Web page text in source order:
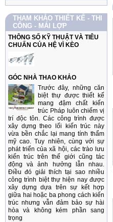
THAM KHẢO THIẾT KẾ - THI
CÔNG - MÁI LỢP
THÔNG SỐ KỸ THUẬT VÀ TIÊU
CHUẨN CỦA HỆ VÌ KÈO
GÓC NHÀ THAO KHẢO
Trước đây, những căn
biệt thự được thiết kế
mang đậm chất kiến
trúc Pháp luôn chiếm vị
trí độc tôn. Các công trình được
xây dựng theo lối kiến trúc này
vừa bền chắc lại mang tính thẩm
mỹ cao. Tuy nhiên, cùng với sự
phát triển của xã hội, các trào lưu
kiến trúc trên thế giới cũng tác
động và ảnh hưởng lẫn nhau.
Điều đó giải thích tại sao nhiều
công trình biệt thự hiện nay được
xây dựng dựa trên sự kết hợp
giữa hai hoặc ba phong cách kiến
trúc nhưng vẫn đảm bảo sự hài
hòa và không kém phần sang
trọng